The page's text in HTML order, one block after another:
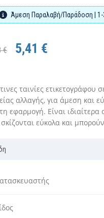
Άμεση Παραλαβή/Παράδοση | 1-
€ 5,41 €
ταινίες ετικετογράφου
αλλαγής, για άμεση και
εφαρμογή. Είναι ιδιαίτερα
εύκολα και